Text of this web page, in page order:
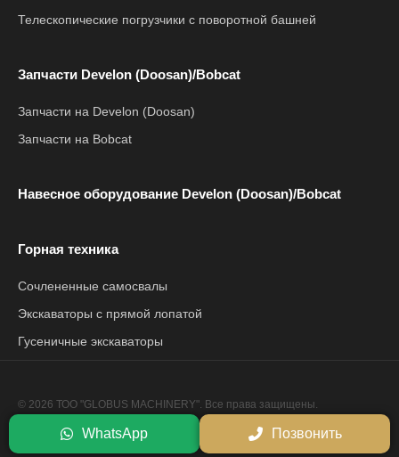
WhatsApp Позвонить
Телескопические погрузчики с поворотной башней
Запчасти Develon (Doosan)/Bobcat
Запчасти на Develon (Doosan)
Запчасти на Bobcat
Навесное оборудование Develon (Doosan)/Bobcat
Горная техника
Сочлененные самосвалы
Экскаваторы с прямой лопатой
Гусеничные экскаваторы
© 2026 ТОО "GLOBUS MACHINERY". Все права защищены.
Сайт разработан компанией